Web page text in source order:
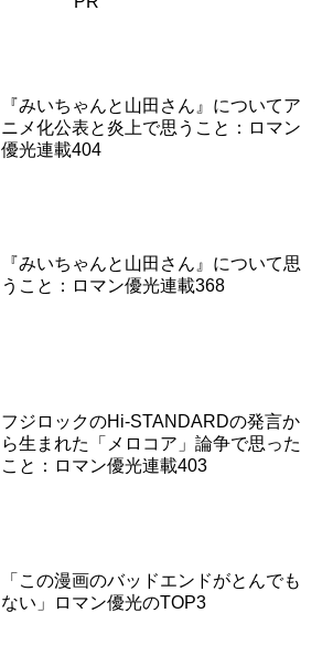
『みいちゃんと山田さん』についてア
ニメ化公表と炎上で思うこと：ロマン
優光連載404
『みいちゃんと山田さん』について思
うこと：ロマン優光連載368
フジロックのHi-STANDARDの発言か
ら生まれた「メロコア」論争で思った
こと：ロマン優光連載403
「この漫画のバッドエンドがとんでも
ない」ロマン優光のTOP3